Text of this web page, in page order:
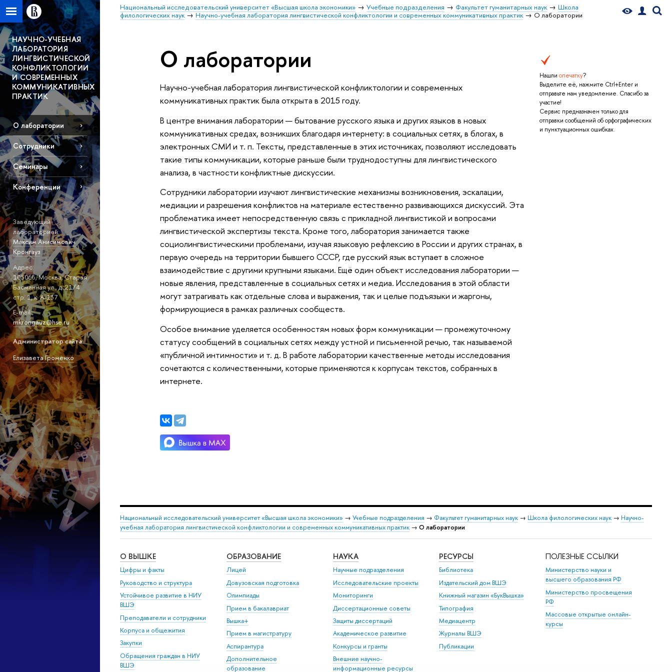
Национальный исследовательский университет «Высшая школа экономики» Учебные подразделения Факультет гуманитарных наук
Школа
филологических наук
Научно-учебная лаборатория лингвистической конфликтологии и современных коммуникативных практик О лаборатории
НАУЧНО-УЧЕБНАЯ
ЛАБОРАТОРИЯ
ЛИНГВИСТИЧЕСКОЙ
КОНФЛИКТОЛОГИИ
И СОВРЕМЕННЫХ
КОММУНИКАТИВНЫХ
ПРАКТИК
О лаборатории
Сотрудники
Семинары
Конференции
Заведующий
лабораторией:
Максим Анисимович
Кронгауз
Адрес:
105066, Москва, Старая
Басманная ул., д. 21/4
стр. 1, к. А-137
E-mail:
mkrongauz@hse.ru
Администратор сайта:
Елизавета Громенко
Нашли опечатку?
Выделите её, нажмите Ctrl+Enter и
отправьте нам уведомление. Спасибо за
участие!
Сервис предназначен только для
отправки сообщений об орфографических
и пунктуационных ошибках.
О лаборатории
Научно-учебная лаборатория лингвистической конфликтологии и современных
коммуникативных практик была открыта в 2015 году.
В центре внимания лаборатории — бытование русского языка и других языков в новых
коммуникативных средах, возникших благодаря интернету: в социальных сетях, в блогах, в
электронных СМИ и т. п. Тексты, представленные в этих источниках, позволяют исследовать
такие типы коммуникации, которые раньше были труднодоступны для лингвистического
анализа, в частности конфликтные дискуссии.
Сотрудники лаборатории изучают лингвистические механизмы возникновения, эскалации,
медиации и разрешения конфликтов на материале естественно развивающихся дискуссий. Эта
проблематика имеет непосредственную связь с прикладной лингвистикой и вопросами
лингвистической экспертизы текста. Кроме того, лаборатория занимается также
социолингвистическими проблемами, изучая языковую рефлексию в России и других странах, в
первую очередь на территории бывшего СССР, где русский язык вступает в сложное
взаимодействие с другими крупными языками. Ещё один объект исследования лаборатории —
новые явления, представленные в социальных сетях и медиа. Исследования в этой области
могут затрагивать как отдельные слова и выражения, так и целые подъязыки и жаргоны,
формирующиеся в рамках различных сообществ.
Особое внимание уделяется особенностям новых форм коммуникации — промежуточному
статусу сообщений в социальных сетях между устной и письменной речью, так называемой
«публичной интимности» и т. д. В работе лаборатории качественные методы исследования
сочетаются с количественными, которые применяются к корпусам текстов, собранных в
интернете.
Национальный исследовательский университет «Высшая школа экономики» → Учебные подразделения → Факультет гуманитарных наук → Школа филологических наук → Научно-
учебная лаборатория лингвистической конфликтологии и современных коммуникативных практик → О лаборатории
О ВЫШКЕ
Цифры и факты
Руководство и структура
Устойчивое развитие в НИУ
ВШЭ
Преподаватели и сотрудники
Корпуса и общежития
Закупки
Обращения граждан в НИУ
ВШЭ
ОБРАЗОВАНИЕ
Лицей
Довузовская подготовка
Олимпиады
Прием в бакалавриат
Вышка+
Прием в магистратуру
Аспирантура
Дополнительное
образование
НАУКА
Научные подразделения
Исследовательские проекты
Мониторинги
Диссертационные советы
Защиты диссертаций
Академическое развитие
Конкурсы и гранты
Внешние научно-
информационные ресурсы
РЕСУРСЫ
Библиотека
Издательский дом ВШЭ
Книжный магазин «БукВышка»
Типография
Медиацентр
Журналы ВШЭ
Публикации
ПОЛЕЗНЫЕ ССЫЛКИ
Министерство науки и
высшего образования РФ
Министерство просвещения
РФ
Массовые открытые онлайн-
курсы